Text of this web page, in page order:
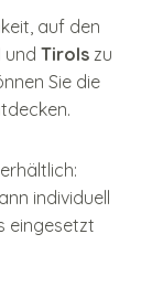
auf den
und Tirols zu
Sie die
erhältlich:
individuell
eingesetzt